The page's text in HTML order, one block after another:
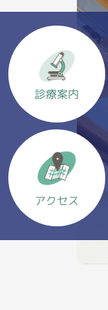
診療案内
アクセス